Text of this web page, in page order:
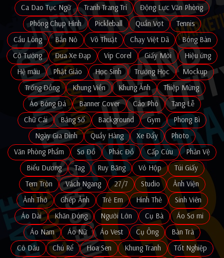
Ca Dao Tục Ngữ
Tranh Trang Trí
Động Lực Văn Phòng
Phông Chụp Hình
Pickleball Quần Vợt
Tennis
Cầu Lông
Bắn Nỏ Võ Thuật Chạy Việt Dã
Bóng Bàn
Cờ Tướng
Đua Xe Đạp Vip Corel Giấy Mời
Hiệu ứng
Hệ màu
Phật Giáo Học Sinh Trường Học
Mockup
Trống Đồng
Khung Viền Khung Ảnh
Thiệp Mừng
Áo Bóng Đá
Banner Cover Cáo Phó
Tang Lễ
Chữ Cái
Bảng Số Background Gym
Phong Bì
Ngày Gia Đình
Quầy Hàng Xe Đẩy
Photo
Văn Phòng Phẩm
Sơ Đồ Phác Đồ Cấp Cứu
Phản Vệ
Biểu Dương
Tag Ruy Băng Vỏ Hộp
Túi Giấy
Tem Tròn
Vách Ngang 27/7 Studio
Ảnh Viện
Ảnh Thờ
Ghép Ảnh Trẻ Em Hình Thẻ
Sinh Viên
Áo Dài
Khăn Đóng Người Lớn Cụ Bà
Áo Sơ mi
Áo Nam
Áo Nữ Áo Vest Cụ Ông
Bàn Trà
Cô Dâu
Chú Rể Hoa Sen Khung Tranh
Tốt Nghiệp